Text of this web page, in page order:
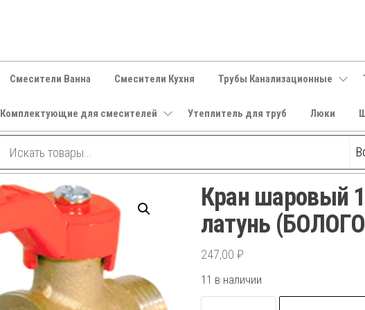
Смесители Ванна Смесители Кухня Трубы Канализационные
Комплектующие для смесителей Утеплитель для труб Люки
Кран шаровый
латунь
247,00 ₽
11 в наличии